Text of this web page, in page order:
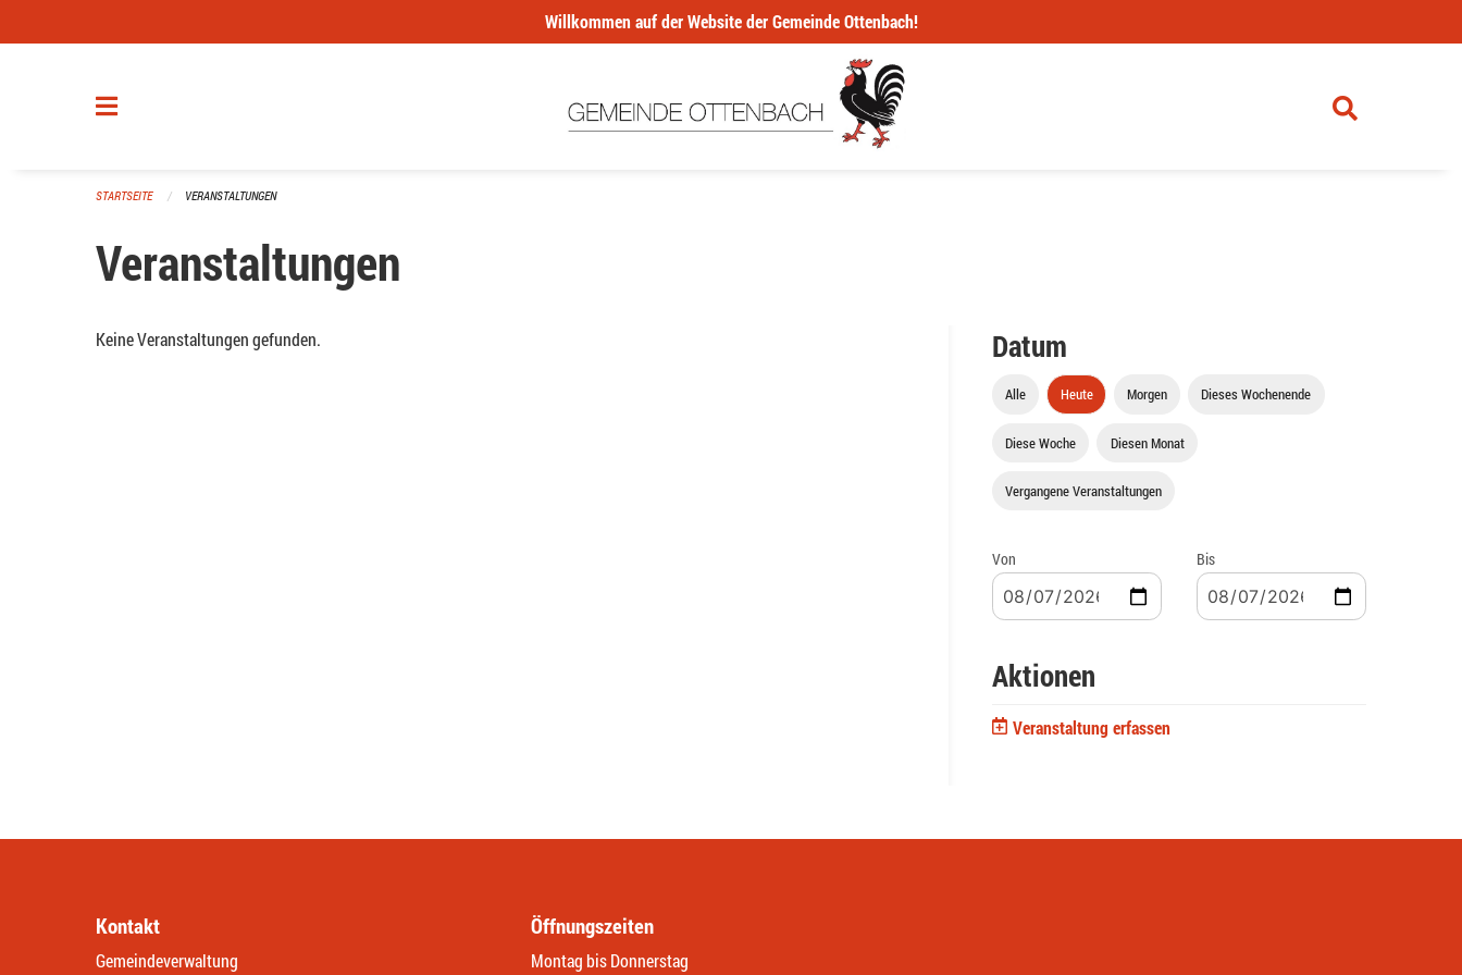
Willkommen auf der Website der Gemeinde Ottenbach!
STARTSEITE VERANSTALTUNGEN
Veranstaltungen
Keine Veranstaltungen gefunden. Datum
Alle Heute Morgen Dieses Wochenende
Diese Woche Diesen Monat
Vergangene Veranstaltungen
Von Bis
Aktionen
Veranstaltung erfassen
Kontakt
Gemeindeverwaltung
Öffnungszeiten
Montag bis Donnerstag